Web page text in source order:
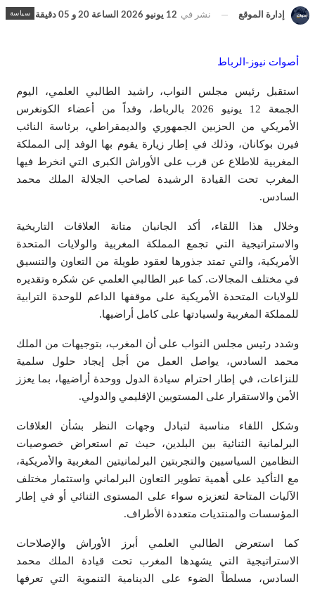
سياسة إدارة الموقع نشر في 12 يونيو 2026 الساعة 20 و 05 دقيقة
أصوات نيوز-الرباط
استقبل رئيس مجلس النواب، راشيد الطالبي العلمي، اليوم
الجمعة 12 يونيو 2026 بالرباط، وفداً من أعضاء الكونغرس
الأمريكي من الحزبين الجمهوري والديمقراطي، برئاسة النائب
فيرن بوكانان، وذلك في إطار زيارة يقوم بها الوفد إلى المملكة
المغربية للاطلاع عن قرب على الأوراش الكبرى التي انخرط فيها
المغرب تحت القيادة الرشيدة لصاحب الجلالة الملك محمد
السادس.
وخلال هذا اللقاء، أكد الجانبان متانة العلاقات التاريخية
والاستراتيجية التي تجمع المملكة المغربية والولايات المتحدة
الأمريكية، والتي تمتد جذورها لعقود طويلة من التعاون والتنسيق
في مختلف المجالات. كما عبر الطالبي العلمي عن شكره وتقديره
للولايات المتحدة الأمريكية على موقفها الداعم للوحدة الترابية
للمملكة المغربية ولسيادتها على كامل أراضيها.
وشدد رئيس مجلس النواب على أن المغرب، بتوجيهات من الملك
محمد السادس، يواصل العمل من أجل إيجاد حلول سلمية
للنزاعات، في إطار احترام سيادة الدول ووحدة أراضيها، بما يعزز
الأمن والاستقرار على المستويين الإقليمي والدولي.
وشكل اللقاء مناسبة لتبادل وجهات النظر بشأن العلاقات
البرلمانية الثنائية بين البلدين، حيث تم استعراض خصوصيات
النظامين السياسيين والتجربتين البرلمانيتين المغربية والأمريكية،
مع التأكيد على أهمية تطوير التعاون البرلماني واستثمار مختلف
الآليات المتاحة لتعزيزه سواء على المستوى الثنائي أو في إطار
المؤسسات والمنتديات متعددة الأطراف.
كما استعرض الطالبي العلمي أبرز الأوراش والإصلاحات
الاستراتيجية التي يشهدها المغرب تحت قيادة الملك محمد
السادس، مسلطاً الضوء على الدينامية التنموية التي تعرفها